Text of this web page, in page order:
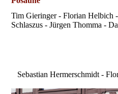
Tim Gieringer - Florian Helbich
Schlaszus - Jürgen Thomma -
Sebastian Hermerschmidt -